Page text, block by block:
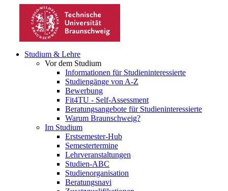
Studium & Lehre
Vor dem Studium
Informationen für Studieninteressierte
Studiengänge von A-Z
Bewerbung
Fit4TU - Self-Assessment
Beratungsangebote für Studieninteressierte
Warum Braunschweig?
Im Studium
Erstsemester-Hub
Semestertermine
Lehrveranstaltungen
Studien-ABC
Studienorganisation
Beratungsnavi